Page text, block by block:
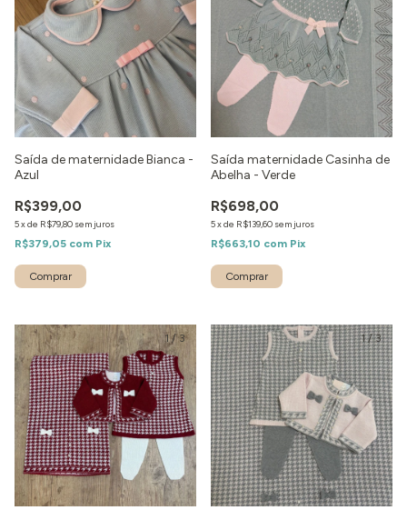
Saída de maternidade Bianca -
Azul
R$399,00
5xde R$79,80 sem juros
R$379,05 com Pix
Comprar
Saída maternidade Casinha de
Abelha - Verde
R$698,00
5xde R$139,60 sem juros
R$663,10 com Pix
Comprar
1/3 1/3